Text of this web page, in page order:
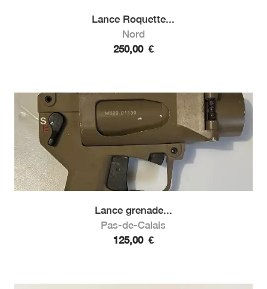
Lance Roquette...
Nord
250,00 €
Lance grenade...
Pas-de-Calais
125,00 €